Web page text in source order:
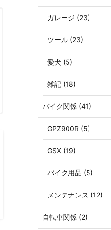
ガレージ (23)
ツール (23)
愛犬 (5)
雑記 (18)
バイク関係 (41)
GPZ900R (5)
GSX (19)
バイク用品 (5)
メンテナンス (12)
自転車関係 (2)